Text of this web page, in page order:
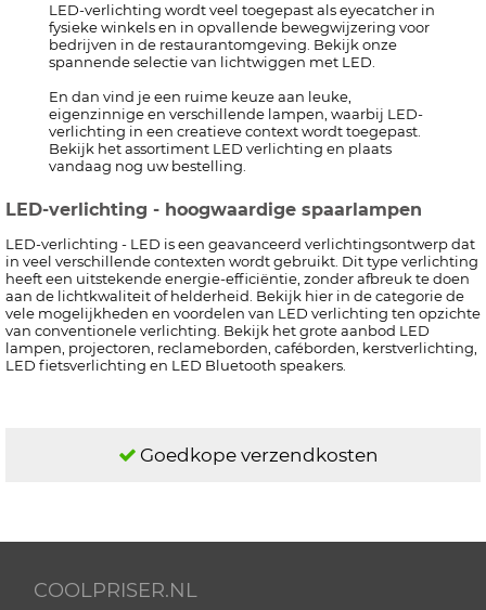
LED-verlichting wordt veel toegepast als eyecatcher in
fysieke winkels en in opvallende bewegwijzering voor
bedrijven in de restaurantomgeving. Bekijk onze
spannende selectie van lichtwiggen met LED.
En dan vind je een ruime keuze aan leuke,
eigenzinnige en verschillende lampen, waarbij LED-
verlichting in een creatieve context wordt toegepast.
Bekijk het assortiment LED verlichting en plaats
vandaag nog uw bestelling.
LED-verlichting - hoogwaardige spaarlampen
LED-verlichting - LED is een geavanceerd verlichtingsontwerp dat
in veel verschillende contexten wordt gebruikt. Dit type verlichting
heeft een uitstekende energie-efficiëntie, zonder afbreuk te doen
aan de lichtkwaliteit of helderheid. Bekijk hier in de categorie de
vele mogelijkheden en voordelen van LED verlichting ten opzichte
van conventionele verlichting. Bekijk het grote aanbod LED
lampen, projectoren, reclameborden, caféborden, kerstverlichting,
LED fietsverlichting en LED Bluetooth speakers.
Goedkope verzendkosten
COOLPRISER.NL